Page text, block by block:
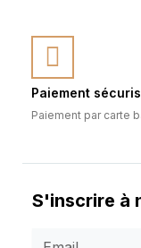
Paiement
Paiement par carte
S'inscrire à